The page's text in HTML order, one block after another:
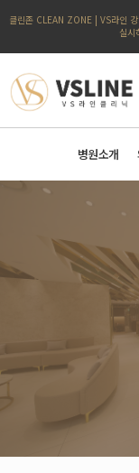
클린존 CLEAN ZONE | VS라인
실시
병원소개